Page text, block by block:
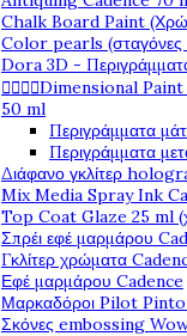
Chalk Board Paint
Color pearls (σταγόνες
Dora 3D -
Dimensional Paint
50 ml
Περιγράμματα μάτ
Περιγράμματα
Διάφανο γκλίτερ
Mix Media Spray Ink
Top Coat Glaze 25 ml
Σπρέι εφέ μαρμάρου
Γκλίτερ χρώματα
Εφέ μαρμάρου Cadence
Μαρκαδόροι Pilot
Σκόνες embossing